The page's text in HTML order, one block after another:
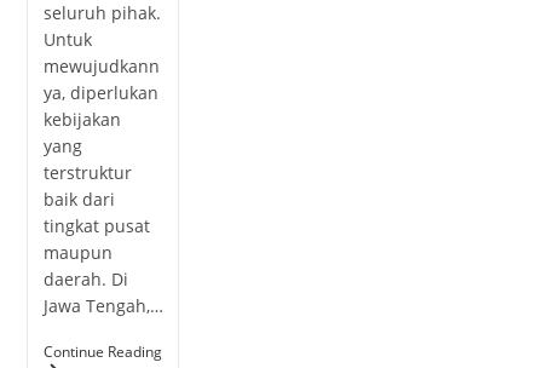
seluruh pihak.
Untuk
mewujudkann
ya, diperlukan
kebijakan
yang
terstruktur
baik dari
tingkat pusat
maupun
daerah. Di
Jawa Tengah,…
Continue Reading